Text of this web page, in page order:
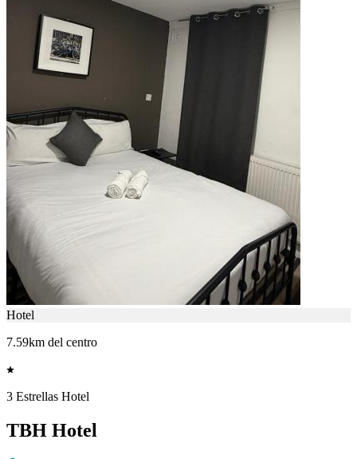
Hotel
7.59km del centro
3 Estrellas Hotel
TBH Hotel